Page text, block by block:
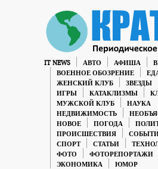
IT NEWS АВТО АФИША
ВОЕННОЕ ОБОЗРЕНИЕ
ЖЕНСКИЙ КЛУБ
ЗВЕЗДЫ
ИГРЫ
КАТАКЛИЗМЫ
МУЖСКОЙ КЛУБ
НАУКА
НЕДВИЖИМОСТЬ
НОВОЕ
ПОГОДА
ПРОИСШЕСТВИЯ
СПОРТ
СТАТЬИ
ФОТО
ФОТОРЕПОРТАЖИ
ЭКОНОМИКА
ЮМОР